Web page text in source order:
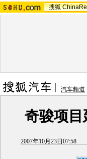
搜狐
汽车频道
奇骏项目
2007年10月23日07:58